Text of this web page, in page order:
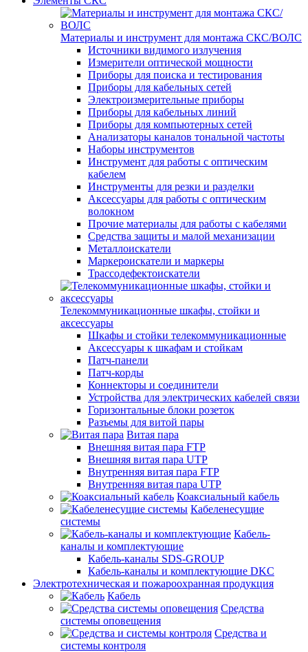
Материалы и инструмент для монтажа СКС/ВОЛС
Источники видимого излучения
Измерители оптической мощности
Приборы для поиска и тестирования
Приборы для кабельных сетей
Электроизмерительные приборы
Приборы для кабельных линий
Приборы для компьютерных сетей
Анализаторы каналов тональной частоты
Наборы инструментов
Инструмент для работы с оптическим
кабелем
Инструменты для резки и разделки
Аксессуары для работы с оптическим
волокном
Прочие материалы для работы с кабелями
Средства защиты и малой механизации
Металлоискатели
Маркероискатели и маркеры
Трассодефектоискатели
Телекоммуникационные шкафы, стойки и
аксессуары
Шкафы и стойки телекоммуникационные
Аксессуары к шкафам и стойкам
Патч-панели
Патч-корды
Коннекторы и соединители
Устройства для электрических кабелей связи
Горизонтальные блоки розеток
Разъемы для витой пары
Витая пара
Внешняя витая пара FTP
Внешняя витая пара UTP
Внутренняя витая пара FTP
Внутренняя витая пара UTP
Коаксиальный кабель
Кабеленесущие
системы
Кабель-
каналы и комплектующие
Кабель-каналы SDS-GROUP
Кабель-каналы и комплектующие DKC
Электротехническая и пожароохранная продукция
Кабель
Средства
системы оповещения
Средства и
системы контроля